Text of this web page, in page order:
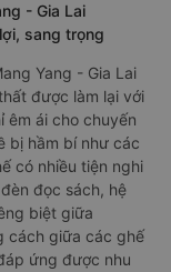
- Gia Lai
sang trọng
Yang - Gia Lai
được làm lại với
êm ái cho chuyến
bị hầm bí như các
có nhiều tiện nghi
đọc sách, hệ
biệt giữa
cách giữa các ghế
ứng được nhu